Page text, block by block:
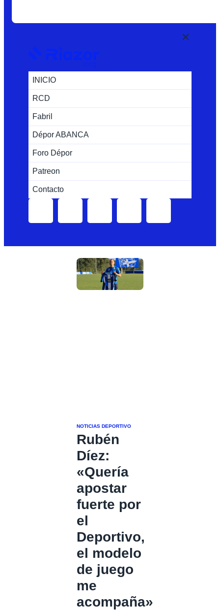
INICIO
RCD
Fabril
Dépor ABANCA
Foro Dépor
Patreon
Contacto
NOTICIAS DEPORTIVO
Rubén
Díez:
«Quería
apostar
fuerte por
el
Deportivo,
el modelo
de juego
me
acompaña»